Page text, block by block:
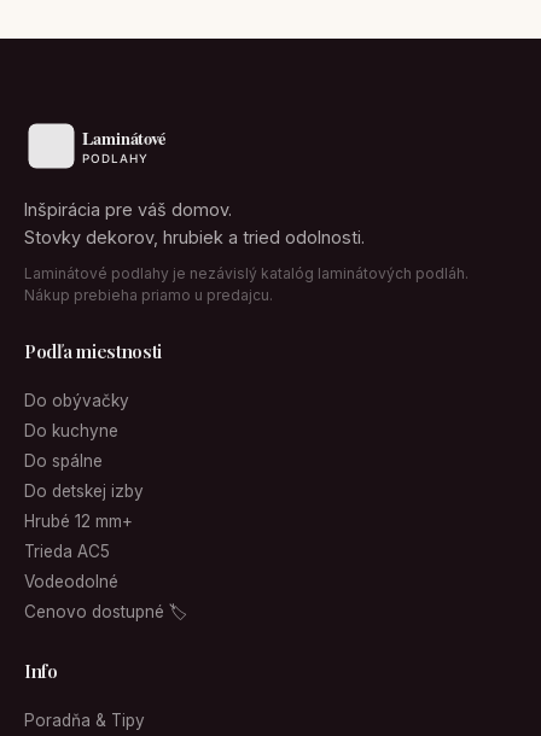
Inšpirácia pre váš domov.
Stovky dekorov, hrubiek a tried odolnosti.
Laminátové podlahy je nezávislý katalóg laminátových podláh.
Nákup prebieha priamo u predajcu.
Podľa miestnosti
Do obývačky
Do kuchyne
Do spálne
Do detskej izby
Hrubé 12 mm+
Trieda AC5
Vodeodolné
Cenovo dostupné 🏷
Info
Poradňa & Tipy